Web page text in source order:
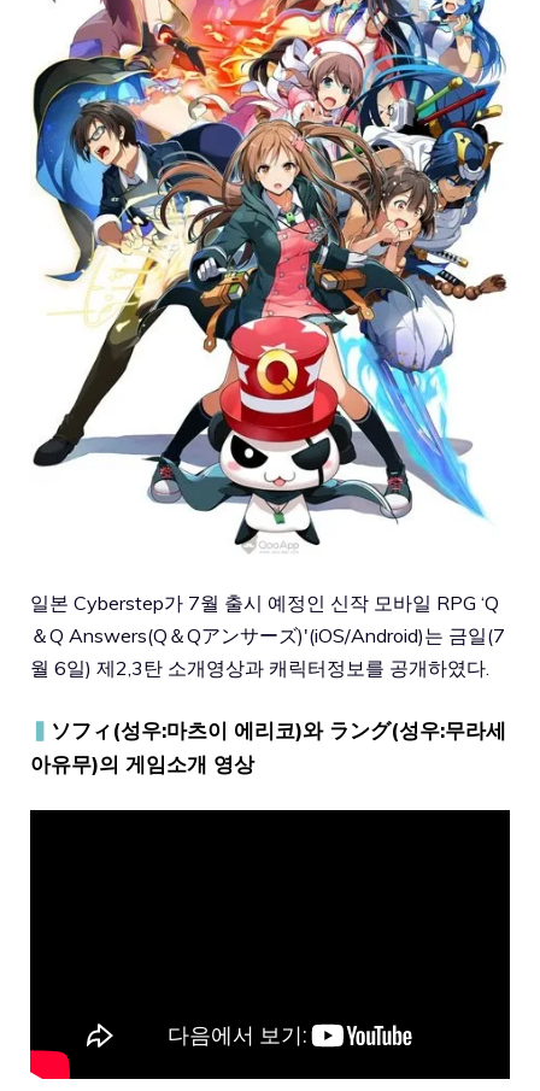
일본 Cyberstep가 7월 출시 예정인 신작 모바일 RPG ‘Q
＆Q Answers(Q＆Qアンサーズ)'(iOS/Android)는 금일(7
월 6일) 제2,3탄 소개영상과 캐릭터정보를 공개하였다.
▍ ソフィ(성우:마츠이 에리코)와 ラング(성우:무라세
아유무)의 게임소개 영상